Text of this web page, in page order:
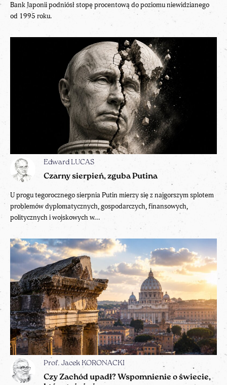
Bank Japonii podniósł stopę procentową do poziomu niewidzianego
od 1995 roku.
Edward LUCAS
Czarny sierpień, zguba Putina
U progu tegorocznego sierpnia Putin mierzy się z najgorszym splotem
problemów dyplomatycznych, gospodarczych, finansowych,
politycznych i wojskowych w...
Prof. Jacek KORONACKI
Czy Zachód upadł? Wspomnienie o świecie,